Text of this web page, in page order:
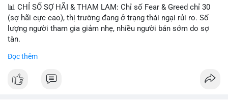
📊 CHỈ SỐ SỢ HÃI & THAM LAM: Chỉ số Fear & Greed chỉ 30
(sợ hãi cực cao), thị trường đang ở trạng thái ngại rủi ro. Số
lượng người tham gia giảm nhẹ, nhiều người bán sớm do sợ
tàn.
📈 XU HƯỚNG TÌM KIẾM & THẢO LUẬN: Biconomy (BICO),
coin được tìm kiếm nhiều nhất. Chủ đề NFT (Pudgy Penguins),
Đọc thêm